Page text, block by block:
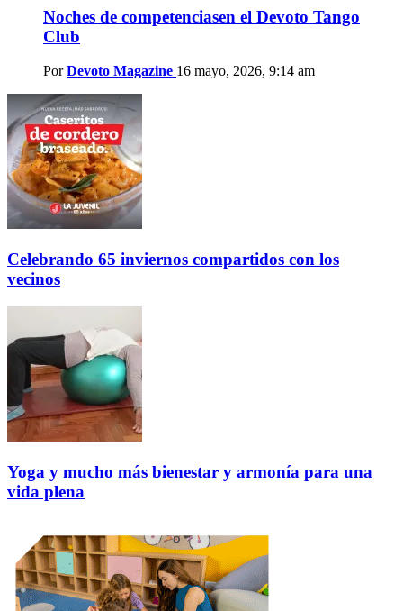
Noches de competenciasen el Devoto Tango
Club
Por Devoto Magazine 16 mayo, 2026, 9:14 am
Celebrando 65 inviernos compartidos con los
vecinos
Yoga y mucho más bienestar y armonía para una
vida plena